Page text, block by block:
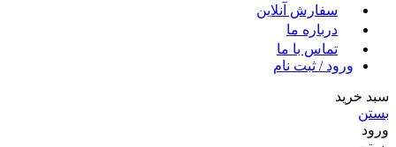
سفارش آنلاین
درباره ما
تماس با ما
ورود / ثبت نام
سبد خرید
بستن
ورود